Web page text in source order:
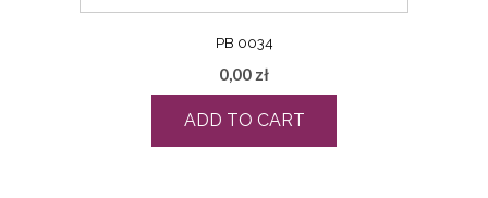
PB 0034
0,00 zł
ADD TO CART